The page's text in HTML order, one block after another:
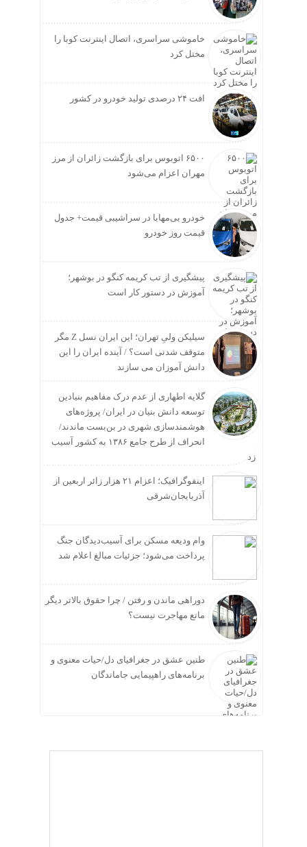
خاموشی سراسری، اتصال اینترنت کوبا را
مختل کرد
افت ۲۴ درصدی تولید خودرو در کشور
۶۵۰۰ اتوبوس برای بازگشت زائران از مرز
مهران اعزام می‌شود
خودرو بی‌مهابا در سراشیبی قیمت+ جدول
قیمت روز خودرو
پیشگیری از تب کریمه کنگو در بوشهر؛
آموزش در دستور کار است
سیلیکن ولیِ تهران؛ این ایران نسل Z مگر
متوقف شدنی است؟ / آینده ایران را این
دانش آموزان می سازند
گلایه اطهاری از عدم درک مفاهیم بنیادین
توسعه دانش بنیان در ایران/ پروژه‌های
هوشمندسازی شهری در بن‌بست ماندند/
انحراف از طرح جامع ۱۳۸۶ به کشور آسیب
زد
اینفوگرافیک؛ اعزام ۲۱ هزار زائر اربعین از
آذربایجان‌شرقی
وام ودیعه مسکن برای آسیب‌دیدگان جنگ
پرداخت می‌شود؛ جزئیات مبالغ اعلام شد
دوراهی ماندن و رفتن / چرا حقوق بالاتر دیگر
مانع مهاجرت نیست؟
طنین عشق در جغرافیای دل/حیات معنوی و
برنامه‌های راهپیمایی جاماندگان